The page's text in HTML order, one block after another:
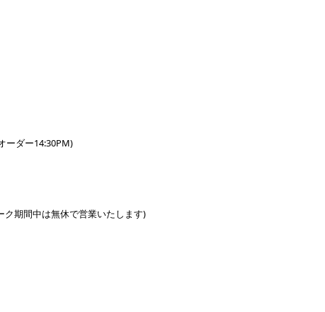
ーダー14:30PM)
ク期間中は無休で営業いたします)